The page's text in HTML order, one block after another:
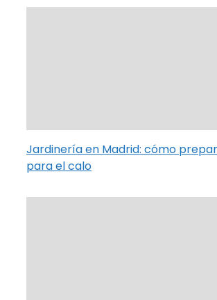
Jardinería en Madrid: cómo
para el calo